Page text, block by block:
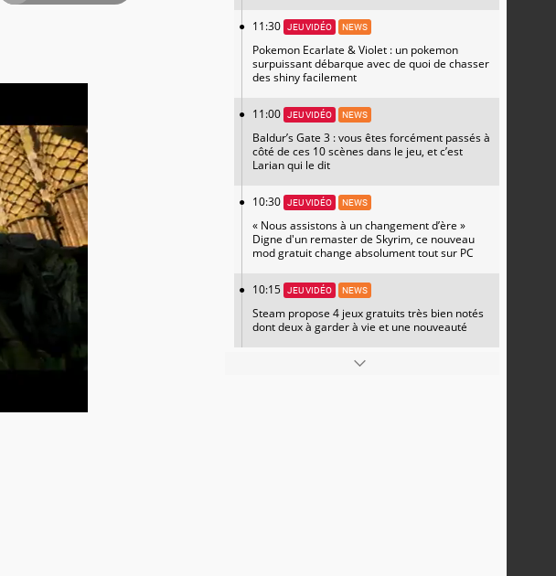
11:30 JEU VIDÉO NEWS
Pokemon Ecarlate & Violet : un pokemon
surpuissant débarque avec de quoi de chasser
des shiny facilement
11:00 JEU VIDÉO NEWS
Baldur’s Gate 3 : vous êtes forcément passés à
côté de ces 10 scènes dans le jeu, et c’est
Larian qui le dit
10:30 JEU VIDÉO NEWS
« Nous assistons à un changement d’ère »
Digne d'un remaster de Skyrim, ce nouveau
mod gratuit change absolument tout sur PC
10:15 JEU VIDÉO NEWS
Steam propose 4 jeux gratuits très bien notés
dont deux à garder à vie et une nouveauté